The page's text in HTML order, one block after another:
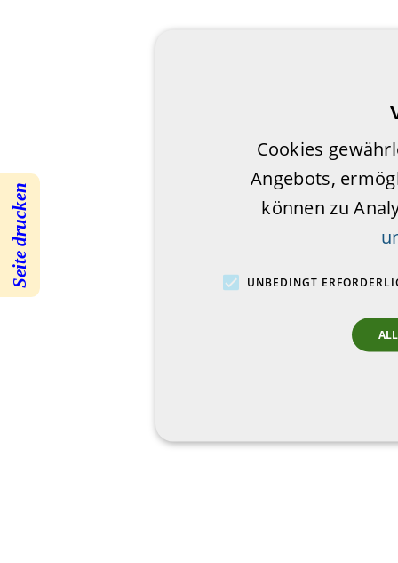
Seite drucken
Cookies
Angebots,
können zu
UNBEDINGT